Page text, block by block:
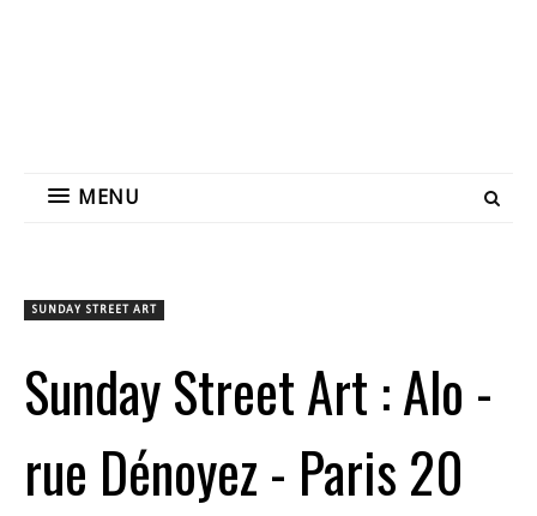
MENU
SUNDAY STREET ART
Sunday Street Art : Alo -
rue Dénoyez - Paris 20